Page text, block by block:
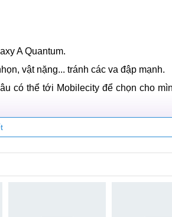
A Quantum.
vật nặng... tránh các va đập mạnh.
có thể tới Mobilecity để chọn cho
tại Mobilecity